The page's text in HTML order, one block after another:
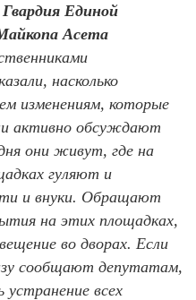
Единой
Асета
насколько
изменениям, которые
активно обсуждают
они живут, где на
гуляют и
и внуки. Обращают
на этих площадках,
во дворах. Если
сообщают депутатам,
всех